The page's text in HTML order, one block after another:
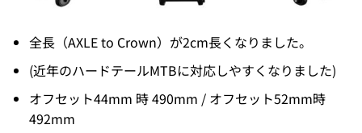
全長（AXLE to Crown）が2cm長くなりました。
(近年のハードテールMTBに対応しやすくなりました)
オフセット44mm 時 490mm / オフセット52mm時
492mm